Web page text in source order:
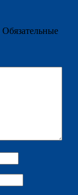
Обязательные